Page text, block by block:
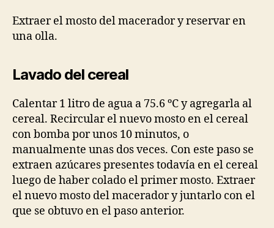
Extraer el mosto del macerador y reservar en
una olla.
Lavado del cereal
Calentar 1 litro de agua a 75.6 ºC y agregarla al
cereal. Recircular el nuevo mosto en el cereal
con bomba por unos 10 minutos, o
manualmente unas dos veces. Con este paso se
extraen azúcares presentes todavía en el cereal
luego de haber colado el primer mosto. Extraer
el nuevo mosto del macerador y juntarlo con el
que se obtuvo en el paso anterior.